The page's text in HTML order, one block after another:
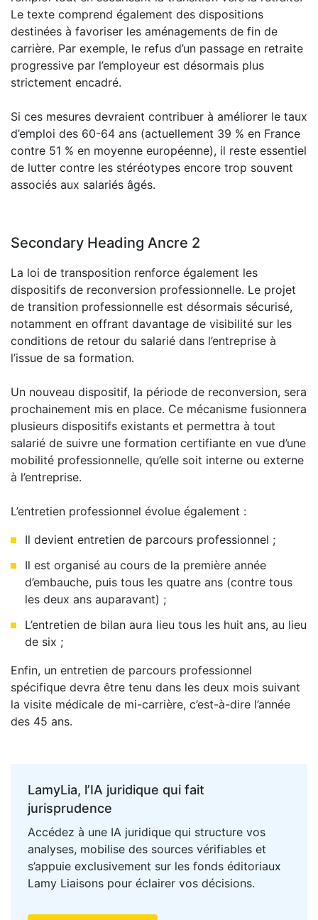
Le texte comprend également des dispositions
destinées à favoriser les aménagements de fin de
carrière. Par exemple, le refus d’un passage en retraite
progressive par l’employeur est désormais plus
strictement encadré.
Si ces mesures devraient contribuer à améliorer le taux
d’emploi des 60-64 ans (actuellement 39 % en France
contre 51 % en moyenne européenne), il reste essentiel
de lutter contre les stéréotypes encore trop souvent
associés aux salariés âgés.
Secondary Heading Ancre 2
La loi de transposition renforce également les
dispositifs de reconversion professionnelle. Le projet
de transition professionnelle est désormais sécurisé,
notamment en offrant davantage de visibilité sur les
conditions de retour du salarié dans l’entreprise à
l’issue de sa formation.
Un nouveau dispositif, la période de reconversion, sera
prochainement mis en place. Ce mécanisme fusionnera
plusieurs dispositifs existants et permettra à tout
salarié de suivre une formation certifiante en vue d’une
mobilité professionnelle, qu’elle soit interne ou externe
à l’entreprise.
L’entretien professionnel évolue également :
Il devient entretien de parcours professionnel ;
Il est organisé au cours de la première année
d’embauche, puis tous les quatre ans (contre tous
les deux ans auparavant) ;
L’entretien de bilan aura lieu tous les huit ans, au lieu
de six ;
Enfin, un entretien de parcours professionnel
spécifique devra être tenu dans les deux mois suivant
la visite médicale de mi-carrière, c’est-à-dire l’année
des 45 ans.
LamyLia, l’IA juridique qui fait
jurisprudence
Accédez à une IA juridique qui structure vos
analyses, mobilise des sources vérifiables et
s’appuie exclusivement sur les fonds éditoriaux
Lamy Liaisons pour éclairer vos décisions.